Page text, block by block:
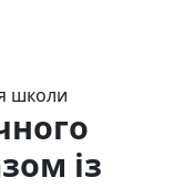
школи
із